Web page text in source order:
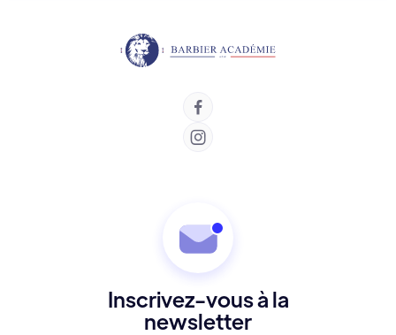


Inscrivez-vous à la
newsletter